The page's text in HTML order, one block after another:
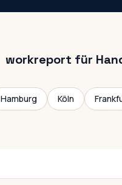
workreport für
Hamburg Köln